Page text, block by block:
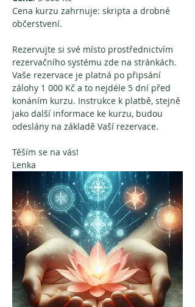
Cena kurzu zahrnuje: skripta a drobné
občerstvení.
Rezervujte si své místo prostřednictvím
rezervačního systému zde na stránkách.
Vaše rezervace je platná po připsání
zálohy 1 000 Kč a to nejdéle 5 dní před
konáním kurzu. Instrukce k platbě, stejně
jako další informace ke kurzu, budou
odeslány na základě Vaší rezervace.
Těším se na vás!
Lenka